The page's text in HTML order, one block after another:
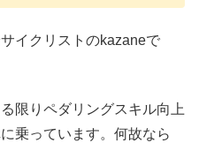
イクリストのkazaneで
限りペダリングスキル向上
乗っています。何故なら